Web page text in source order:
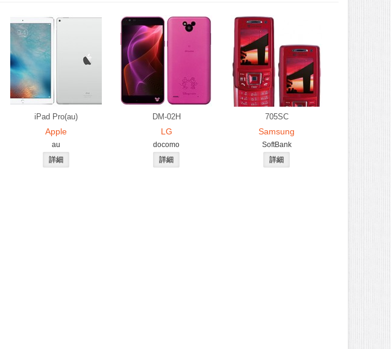
iPad Pro(au)
Apple
au
DM-02H
LG
docomo
705SC
Samsung
SoftBank